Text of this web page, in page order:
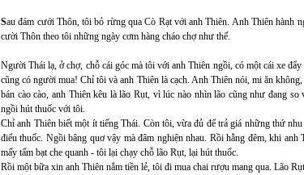
Sau đám cưới Thôn, tôi bỏ rừng qua Cò Rạt với anh Thiên. Anh Thiên hành
cười Thôn theo tôi những ngày cơm hàng cháo chợ như thế.
Người Thái lạ, ở chợ, chỗ cái góc mà tôi với anh Thiên ngồi, có một cái xe
cũng có người mua! Chỉ tôi và anh Thiên là cạch. Anh Thiên nói, mi ăn
bán cào cào, anh Thiên kêu là lão Rụt, vì lúc nào nhìn lão cũng như đang
ngồi hút thuốc với tôi.
Chỉ anh Thiên biết một ít tiếng Thái. Còn tôi, vừa đủ để trả giá những thứ
điếu thuốc. Ngồi bâng quơ vậy mà đâm nghiện nhau. Rồi hằng đêm, khi
mấy tấm bạt che quanh - tôi lại chạy chỗ lão Rụt, lại hút thuốc.
Rồi một bữa xin anh Thiên nắm tiền lẻ, tôi đi mua chai rượu mang qua. Lão